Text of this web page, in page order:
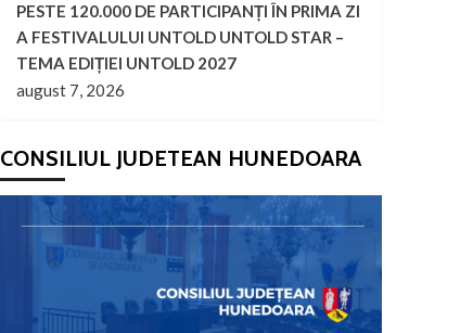
PESTE 120.000 DE PARTICIPANȚI ÎN PRIMA ZI
A FESTIVALULUI UNTOLD UNTOLD STAR –
TEMA EDIȚIEI UNTOLD 2027
august 7, 2026
CONSILIUL JUDETEAN HUNEDOARA